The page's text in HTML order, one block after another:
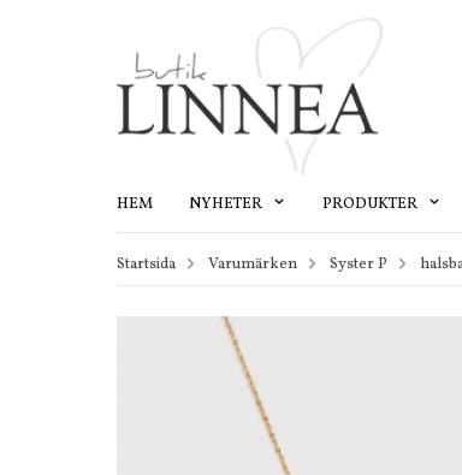
HEM NYHETER PRODUKTER
Startsida Varumärken Syster P